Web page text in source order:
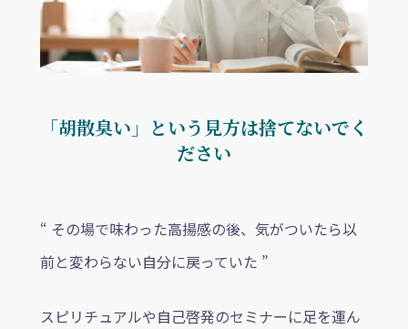
「胡散臭い」という見方は捨てないでく
ださい
“ その場で味わった高揚感の後、気がついたら以
前と変わらない自分に戻っていた ”
スピリチュアルや自己啓発のセミナーに足を運ん